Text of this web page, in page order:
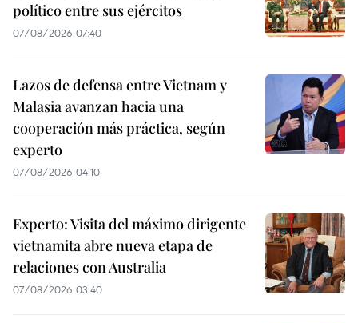
político entre sus ejércitos
07/08/2026 07:40
Lazos de defensa entre Vietnam y
Malasia avanzan hacia una
cooperación más práctica, según
experto
07/08/2026 04:10
Experto: Visita del máximo dirigente
vietnamita abre nueva etapa de
relaciones con Australia
07/08/2026 03:40